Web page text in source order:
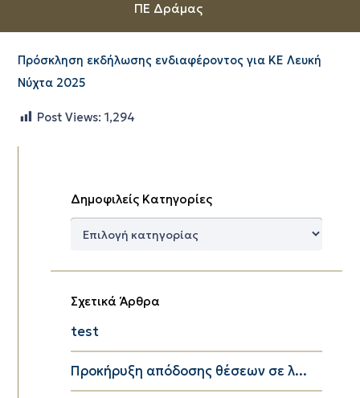
ΠΕ Δράμας
Πρόσκληση εκδήλωσης ενδιαφέροντος για ΚΕ Λευκή
Νύχτα 2025
Post Views: 1,294
Δημοφιλείς Κατηγορίες
Δημοφιλείς
Σχετικά Άρθρα
test
Προκήρυξη απόδοσης θέσεων σε λ...